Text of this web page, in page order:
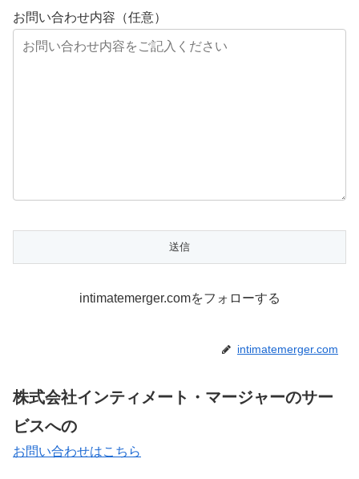
お問い合わせ内容（任意）
intimatemerger.comをフォローする
intimatemerger.com
株式会社インティメート・マージャーのサー
ビスへの
お問い合わせはこちら